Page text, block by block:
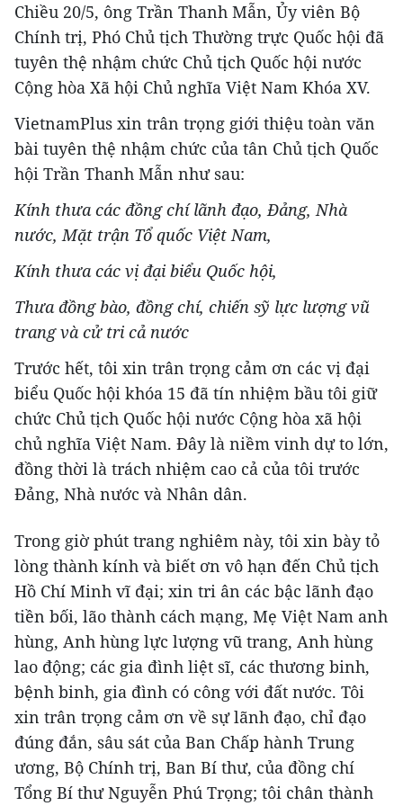
Chiều 20/5, ông Trần Thanh Mẫn, Ủy viên Bộ
Chính trị, Phó Chủ tịch Thường trực Quốc hội đã
tuyên thệ nhậm chức Chủ tịch Quốc hội nước
Cộng hòa Xã hội Chủ nghĩa Việt Nam Khóa XV.
VietnamPlus xin trân trọng giới thiệu toàn văn
bài tuyên thệ nhậm chức của tân Chủ tịch Quốc
hội Trần Thanh Mẫn như sau:
Kính thưa các đồng chí lãnh đạo, Đảng, Nhà
nước, Mặt trận Tổ quốc Việt Nam,
Kính thưa các vị đại biểu Quốc hội,
Thưa đồng bào, đồng chí, chiến sỹ lực lượng vũ
trang và cử tri cả nước
Trước hết, tôi xin trân trọng cảm ơn các vị đại
biểu Quốc hội khóa 15 đã tín nhiệm bầu tôi giữ
chức Chủ tịch Quốc hội nước Cộng hòa xã hội
chủ nghĩa Việt Nam. Đây là niềm vinh dự to lớn,
đồng thời là trách nhiệm cao cả của tôi trước
Đảng, Nhà nước và Nhân dân.
Trong giờ phút trang nghiêm này, tôi xin bày tỏ
lòng thành kính và biết ơn vô hạn đến Chủ tịch
Hồ Chí Minh vĩ đại; xin tri ân các bậc lãnh đạo
tiền bối, lão thành cách mạng, Mẹ Việt Nam anh
hùng, Anh hùng lực lượng vũ trang, Anh hùng
lao động; các gia đình liệt sĩ, các thương binh,
bệnh binh, gia đình có công với đất nước. Tôi
xin trân trọng cảm ơn về sự lãnh đạo, chỉ đạo
đúng đắn, sâu sát của Ban Chấp hành Trung
ương, Bộ Chính trị, Ban Bí thư, của đồng chí
Tổng Bí thư Nguyễn Phú Trọng; tôi chân thành